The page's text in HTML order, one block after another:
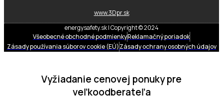
www.3Dpr.sk
energysafety.sk | Copyright © 2024
Všeobecné obchodné podmienkyReklamačný poriadok
Zásady používania súborov cookie (EÚ)Zásady ochrany osobných údajov
Vyžiadanie cenovej ponuky pre
veľkoodberateľa